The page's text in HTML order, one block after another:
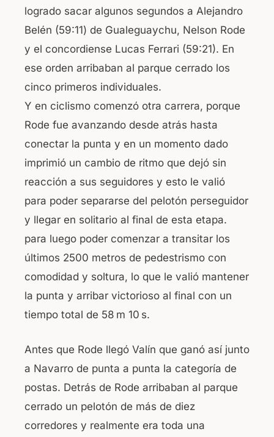
logrado sacar algunos segundos a Alejandro
Belén (59:11) de Gualeguaychu, Nelson Rode
y el concordiense Lucas Ferrari (59:21). En
ese orden arribaban al parque cerrado los
cinco primeros individuales.
Y en ciclismo comenzó otra carrera, porque
Rode fue avanzando desde atrás hasta
conectar la punta y en un momento dado
imprimió un cambio de ritmo que dejó sin
reacción a sus seguidores y esto le valió
para poder separarse del pelotón perseguidor
y llegar en solitario al final de esta etapa.
para luego poder comenzar a transitar los
últimos 2500 metros de pedestrismo con
comodidad y soltura, lo que le valió mantener
la punta y arribar victorioso al final con un
tiempo total de 58 m 10 s.
Antes que Rode llegó Valín que ganó así junto
a Navarro de punta a punta la categoría de
postas. Detrás de Rode arribaban al parque
cerrado un pelotón de más de diez
corredores y realmente era toda una